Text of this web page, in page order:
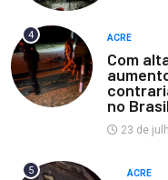
4 ACRE
Com
no
23 de
5 ACRE